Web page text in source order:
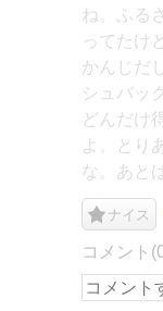
ね。ふる
ってたけ
かんじだ
シュバッ
どんだけ
よ。とり
な。あと
ナイス
コメント